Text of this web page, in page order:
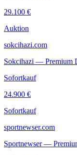
29.100 €
Auktion
sokcihazi.com
Sokcihazi — Premium
Sofortkauf
24.900 €
Sofortkauf
sportnewser.com
Sportnewser —